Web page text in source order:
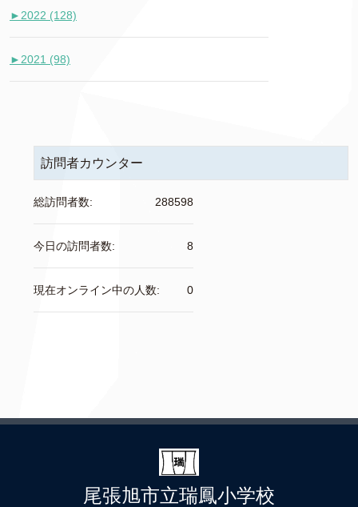
► 2022 (128)
► 2021 (98)
訪問者カウンター
288598
総訪問者数:
8
今日の訪問者数:
0
現在オンライン中の人数:
尾張旭市立瑞鳳小学校